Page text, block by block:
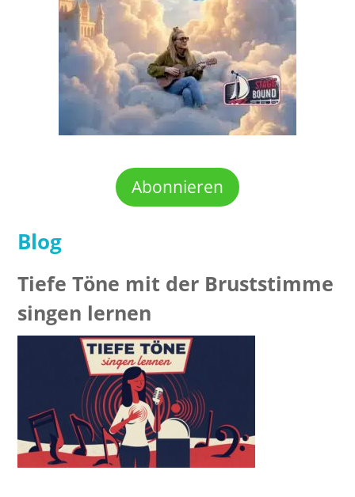
Abonnieren
Blog
Tiefe Töne mit der Bruststimme
singen lernen